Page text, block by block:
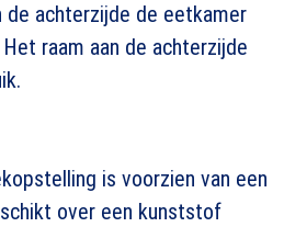
de achterzijde de eetkamer
raam aan de achterzijde
is voorzien van een
over een kunststof